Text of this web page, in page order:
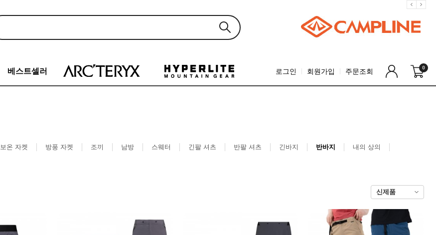
베스트셀러 로그인 회원가입 주문조회 0
보온 자켓 방풍 자켓 조끼 남방 스웨터 긴팔 셔츠 반팔 셔츠 긴바지 반바지 내의 상의